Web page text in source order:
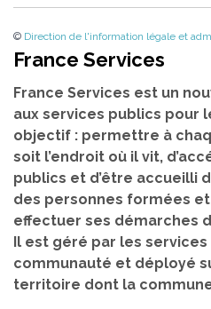
© Direction de l'information légale et
France Services
France Services est un
aux services publics pour
objectif : permettre à
soit l’endroit où il vit,
publics et d’être accueilli
des personnes formées
effectuer ses démarches
Il est géré par les
communauté et déployé
territoire dont la